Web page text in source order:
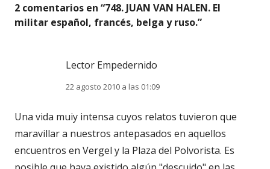
2 comentarios en “748. JUAN VAN HALEN. El
militar español, francés, belga y ruso.”
Lector Empedernido
22 agosto 2010 a las 01:09
Una vida muiy intensa cuyos relatos tuvieron que
maravillar a nuestros antepasados en aquellos
encuentros en Vergel y la Plaza del Polvorista. Es